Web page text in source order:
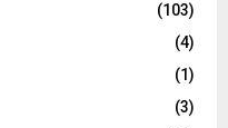
(103)
(4)
(1)
(3)